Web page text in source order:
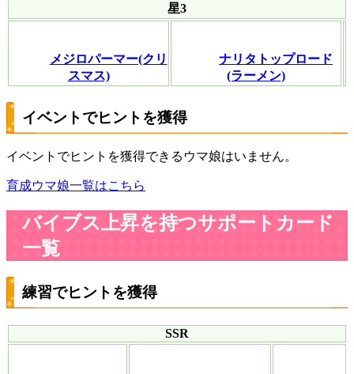
星3
メジロパーマー(クリ
スマス)
ナリタトップロード
(ラーメン)
イベントでヒントを獲得
イベントでヒントを獲得できるウマ娘はいません。
育成ウマ娘一覧はこちら
バイブス上昇を持つサポートカード
一覧
練習でヒントを獲得
SSR